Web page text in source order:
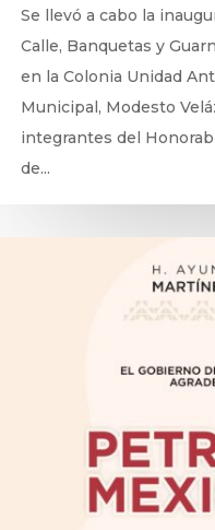
Se llevó a cabo la
Calle, Banquetas y
en la Colonia Unidad
Municipal, Modesto
integrantes del
de...